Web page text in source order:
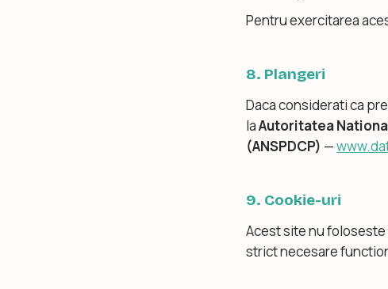
Pentru exercitarea
8. Plangeri
Daca considerati ca
laAutoritatea
(ANSPDCP) —
9. Cookie-uri
Acest site nu
strict necesare